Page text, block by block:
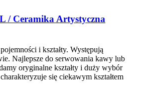
/ Ceramika Artystyczna
i kształty. Występują
Najlepsze do serwowania kawy lub
oryginalne kształty i duży wybór
się ciekawym kształtem